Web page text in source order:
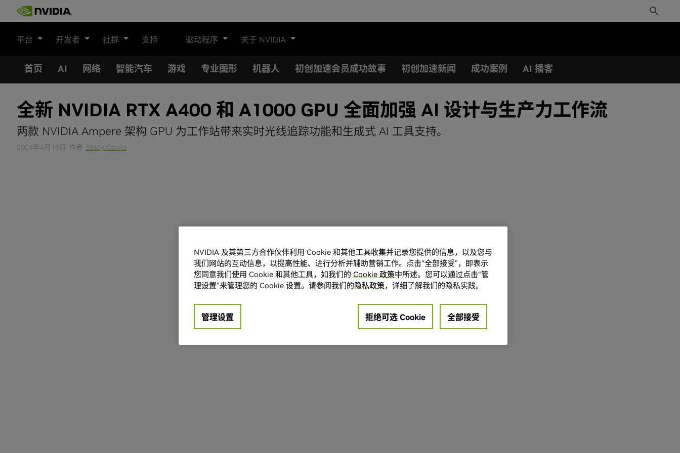
Toggle
Search
平台 开发者 社群 支持 驱动程序 关于 NVIDIA
首页 AI 网络 智能汽车 游戏 专业图形 机器人 初创加速会员成功故事 初创加速新闻 成功案例 AI 播客
全新 NVIDIA RTX A400 和 A1000 GPU 全面加强 AI 设计与生产力工作流
两款 NVIDIA Ampere 架构 GPU 为工作站带来实时光线追踪功能和生成式 AI 工具支持。
2024年4月16日 作者 Stacy Ozorio
NVIDIA 及其第三方合作伙伴利用 Cookie 和其他工具收集并记录您提供的信息，以及您与
我们网站的互动信息，以提高性能、进行分析并辅助营销工作。点击“全部接受”，即表示
您同意我们使用 Cookie 和其他工具，如我们的 Cookie 政策中所述。您可以通过点击“管
理设置”来管理您的 Cookie 设置。请参阅我们的隐私政策，详细了解我们的隐私实践。
管理设置 拒绝可选 Cookie 全部接受